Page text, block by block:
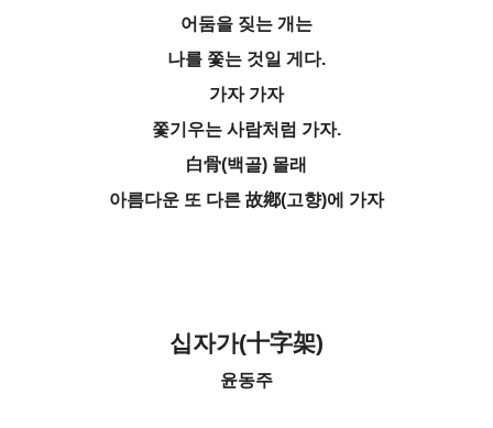
어둠을 짖는 개는
나를 쫓는 것일 게다.
가자 가자
쫓기우는 사람처럼 가자.
白骨(백골) 몰래
아름다운 또 다른 故鄕(고향)에 가자
십자가(十字架)
윤동주